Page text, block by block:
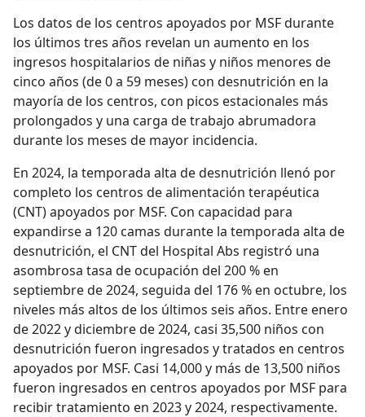
Los datos de los centros apoyados por MSF durante
los últimos tres años revelan un aumento en los
ingresos hospitalarios de niñas y niños menores de
cinco años (de 0 a 59 meses) con desnutrición en la
mayoría de los centros, con picos estacionales más
prolongados y una carga de trabajo abrumadora
durante los meses de mayor incidencia.
En 2024, la temporada alta de desnutrición llenó por
completo los centros de alimentación terapéutica
(CNT) apoyados por MSF. Con capacidad para
expandirse a 120 camas durante la temporada alta de
desnutrición, el CNT del Hospital Abs registró una
asombrosa tasa de ocupación del 200 % en
septiembre de 2024, seguida del 176 % en octubre, los
niveles más altos de los últimos seis años. Entre enero
de 2022 y diciembre de 2024, casi 35,500 niños con
desnutrición fueron ingresados ​​y tratados en centros
apoyados por MSF. Casi 14,000 y más de 13,500 niños
fueron ingresados ​​en centros apoyados por MSF para
recibir tratamiento en 2023 y 2024, respectivamente.